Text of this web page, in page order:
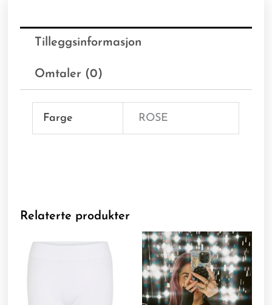
Tilleggsinformasjon
Omtaler (0)
Farge ROSE
Relaterte produkter